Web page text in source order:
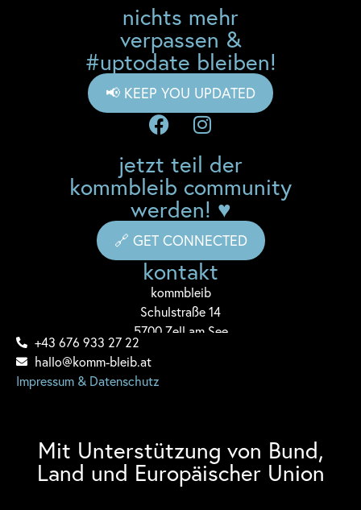
kontakt
kommbleib
Schulstraße 14
5700 Zell am See
+43 676 933 27 22
hallo@komm-bleib.at
Impressum & Datenschutz
jetzt teil der
kommbleib community
werden! ♥
🔗 GET CONNECTED
nichts mehr
verpassen &
#uptodate bleiben!
📢 KEEP YOU UPDATED
Mit Unterstützung von Bund,
Land und Europäischer Union